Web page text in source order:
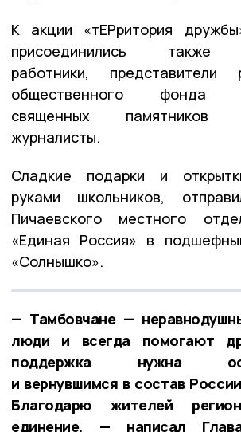
К акции «тЕРритория
присоединились также
работники, представители
общественного фонда
священных памятников
журналисты.
Сладкие подарки и
руками школьников,
Пичаевского местного
«Единая Россия» в
«Солнышко».
— Тамбовчане —
люди и всегда помогают
поддержка нужна
и вернувшимся в состав
Благодарю жителей
единение, — написал